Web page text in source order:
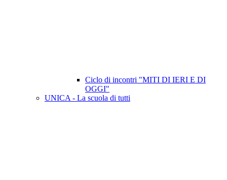
Ciclo di incontri "MITI DI IERI E DI
OGGI"
UNICA - La scuola di tutti